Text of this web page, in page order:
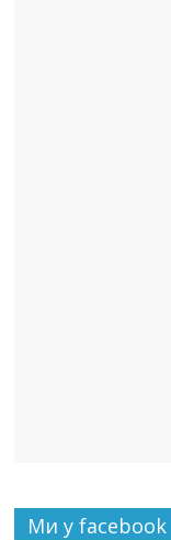
Ми у facebook